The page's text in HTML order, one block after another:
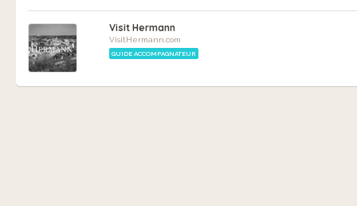
Visit Hermann
VisitHermann.com
GUIDE ACCOMPAGNATEUR